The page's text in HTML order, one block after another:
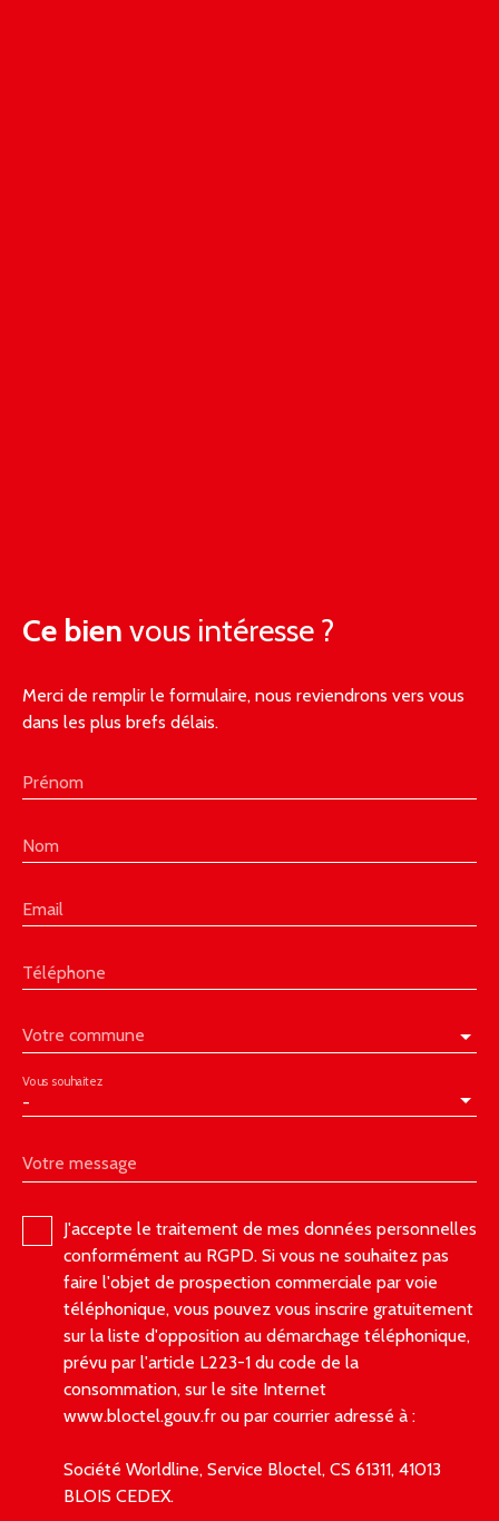
Ce bien vous intéresse ?
Merci de remplir le formulaire, nous reviendrons vers vous
dans les plus brefs délais.
Prénom
Nom
Email
Téléphone
Votre commune
-
Vous souhaitez
Votre message
J'accepte le traitement de mes données personnelles
conformément au RGPD. Si vous ne souhaitez pas
faire l'objet de prospection commerciale par voie
téléphonique, vous pouvez vous inscrire gratuitement
sur la liste d'opposition au démarchage téléphonique,
prévu par l'article L223-1 du code de la
consommation, sur le site Internet
www.bloctel.gouv.fr ou par courrier adressé à :
Société Worldline, Service Bloctel, CS 61311, 41013
BLOIS CEDEX.